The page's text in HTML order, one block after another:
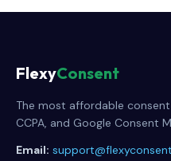
FlexyConsent
The most affordable
CCPA, and Google Consent
Email: